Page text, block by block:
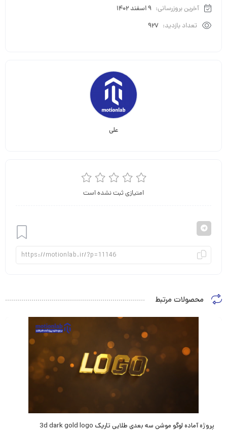
آخرین بروزرسانی: 9 اسفند 1402
تعداد بازدید: 927
علی
افزودن
امتیازی ثبت نشده است
محصولات مرتبط
پروژه آماده لوگو موشن سه بعدی طلایی تاریک 3d dark gold logo